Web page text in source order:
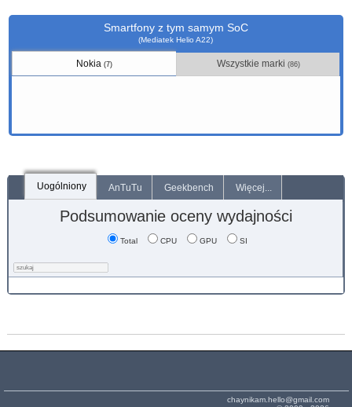
Smartfony z tym samym SoC
(Mediatek Helio A22)
Nokia(7) Wszystkie marki (86)
Uogólniony AnTuTu Geekbench Więcej...
Podsumowanie oceny wydajności
Total CPU GPU SI
chaynikam.hello@gmail.com